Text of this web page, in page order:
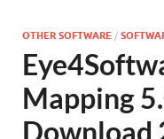
OTHER SOFTWARE /
Mapping
Download